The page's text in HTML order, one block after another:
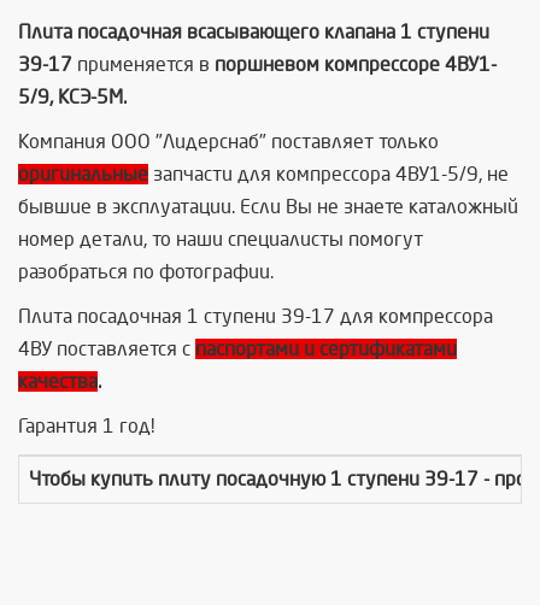
Плита посадочная всасывающего клапана 1 ступени
39-17 применяется в поршневом компрессоре 4ВУ1-
5/9, КСЭ-5М.
Компания ООО "Лидерснаб" поставляет только
оригинальные запчасти для компрессора 4ВУ1-5/9, не
бывшие в эксплуатации. Если Вы не знаете каталожный
номер детали, то наши специалисты помогут
разобраться по фотографии.
Плита посадочная 1 ступени 39-17 для компрессора
4ВУ поставляется с паспортами и сертификатами
качества.
Гарантия 1 год!
Чтобы купить плиту посадочную 1 ступени 39-17 -